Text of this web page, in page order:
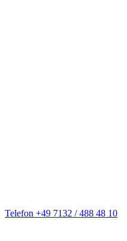
Telefon +49 7132 / 488 48 10